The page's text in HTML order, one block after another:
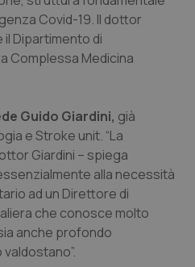
Covid-19. Il dottor
Dipartimento di
Complessa Medicina
Guido Giardini, già
e Stroke unit. “La
Giardini – spiega
alla necessità
ad un Direttore di
che conosce molto
anche profondo